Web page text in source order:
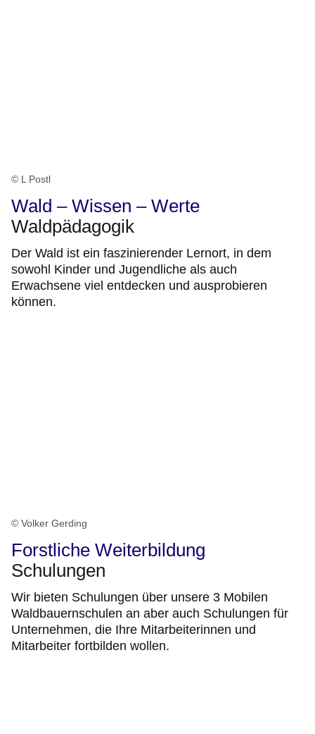
© L Postl
Wald – Wissen – Werte
Waldpädagogik
Der Wald ist ein faszinierender Lernort, in dem
sowohl Kinder und Jugendliche als auch
Erwachsene viel entdecken und ausprobieren
können.
© Volker Gerding
Forstliche Weiterbildung
Schulungen
Wir bieten Schulungen über unsere 3 Mobilen
Waldbauernschulen an aber auch Schulungen für
Unternehmen, die Ihre Mitarbeiterinnen und
Mitarbeiter fortbilden wollen.